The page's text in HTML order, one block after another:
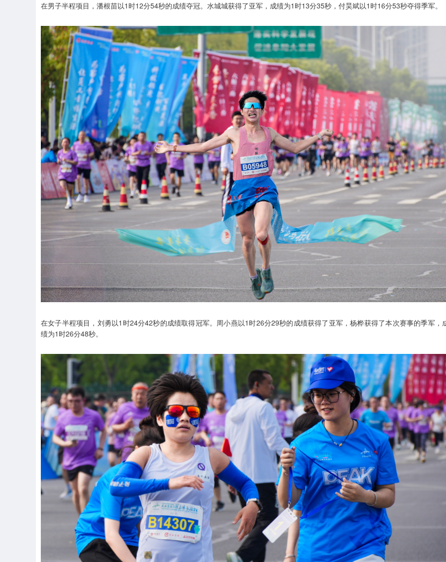
在男子半程项目，潘根苗以1时12分54秒的成绩夺冠。水城城获得了亚军，成绩为1时13分35秒，付昊斌以1时16分53秒夺得季军。
在女子半程项目，刘勇以1时24分42秒的成绩取得冠军。周小燕以1时26分29秒的成绩获得了亚军，杨桦获得了本次赛事的季军，
绩为1时26分48秒。